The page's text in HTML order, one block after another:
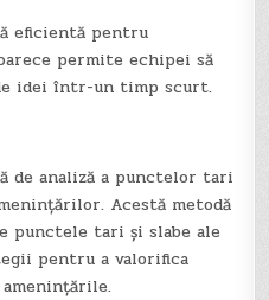
eficientă pentru
permite echipei să
idei într-un timp scurt.
de analiză a punctelor tari
Acestă metodă
punctele tari și slabe ale
pentru a valorifica